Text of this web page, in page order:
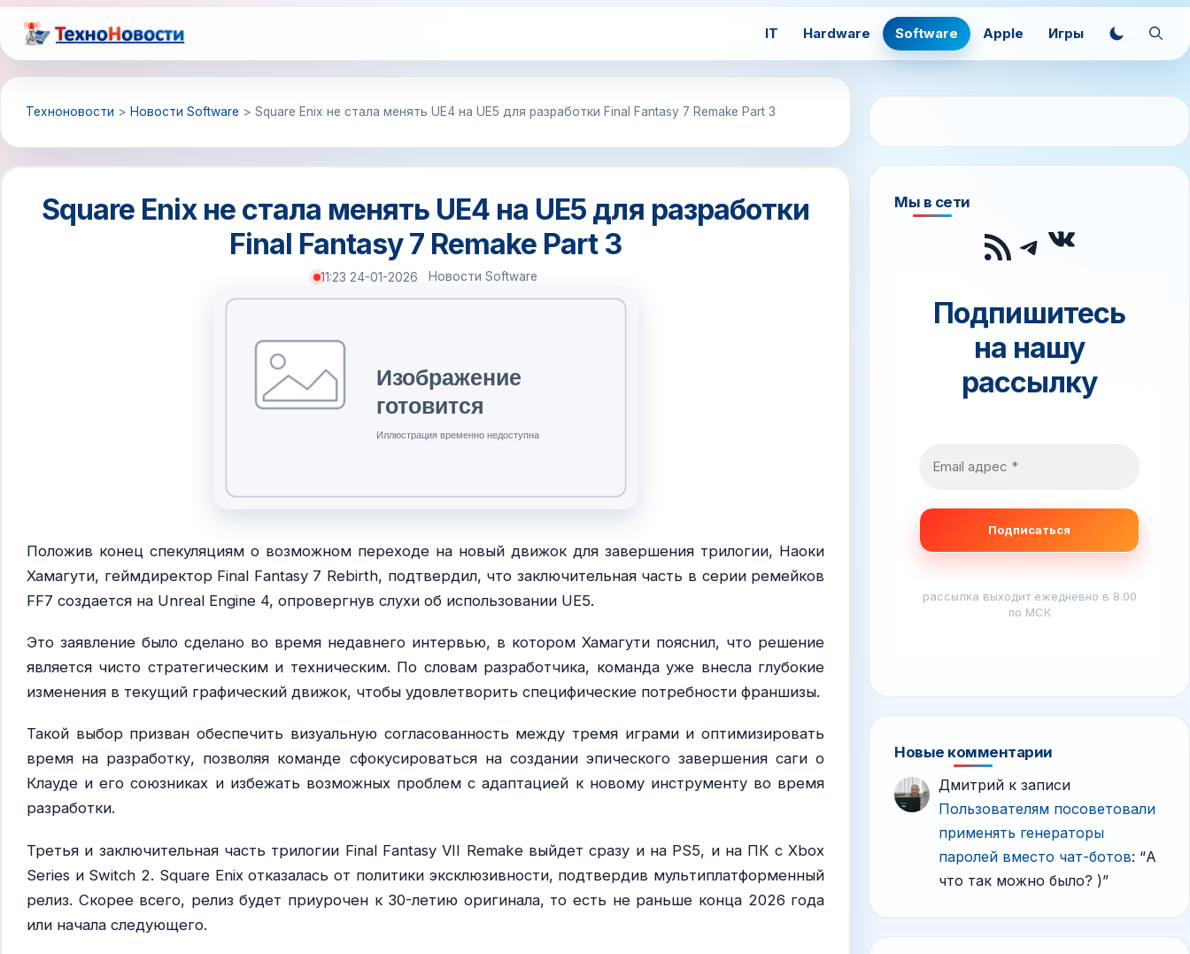
Перейти
к
содержимому
IT Hardware Software Apple Игры
Техноновости > Новости Software > Square Enix не стала менять UE4 на UE5 для разработки Final Fantasy 7 Remake Part 3
Square Enix не стала менять UE4 на UE5 для разработки
Final Fantasy 7 Remake Part 3
11:23 24-01-2026 Новости Software
Положив конец спекуляциям о возможном переходе на новый движок для завершения трилогии, Наоки
Хамагути, геймдиректор Final Fantasy 7 Rebirth, подтвердил, что заключительная часть в серии ремейков
FF7 создается на Unreal Engine 4, опровергнув слухи об использовании UE5.
Это заявление было сделано во время недавнего интервью, в котором Хамагути пояснил, что решение
является чисто стратегическим и техническим. По словам разработчика, команда уже внесла глубокие
изменения в текущий графический движок, чтобы удовлетворить специфические потребности франшизы.
Такой выбор призван обеспечить визуальную согласованность между тремя играми и оптимизировать
время на разработку, позволяя команде сфокусироваться на создании эпического завершения саги о
Клауде и его союзниках и избежать возможных проблем с адаптацией к новому инструменту во время
разработки.
Третья и заключительная часть трилогии Final Fantasy VII Remake выйдет сразу и на PS5, и на ПК с Xbox
Series и Switch 2. Square Enix отказалась от политики эксклюзивности, подтвердив мультиплатформенный
релиз. Скорее всего, релиз будет приурочен к 30-летию оригинала, то есть не раньше конца 2026 года
или начала следующего.
Мы в сети
RSS-лента
Telegram
Подпишитесь
на нашу
рассылку
рассылка выходит ежедневно в 8.00
по МСК
Новые комментарии
Дмитрий к записи
Пользователям посоветовали
применять генераторы
паролей вместо чат-ботов: “А
что так можно было? )”